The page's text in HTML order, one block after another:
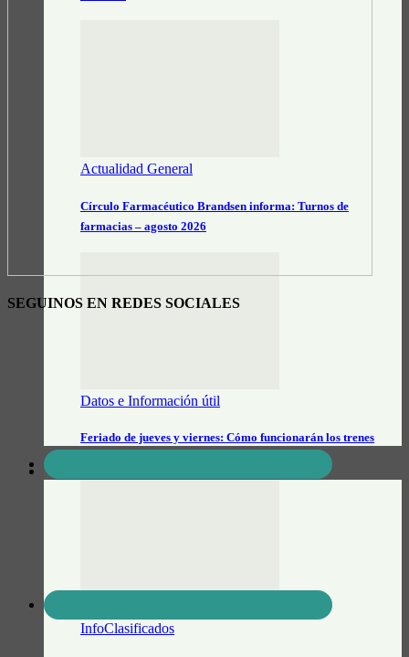
Actualidad General
Círculo Farmacéutico Brandsen informa: Turnos de
farmacias – agosto 2026
Datos e Información útil
Feriado de jueves y viernes: Cómo funcionarán los trenes
CLASIFICADOS
InfoClasificados
SEGUINOS EN REDES SOCIALES